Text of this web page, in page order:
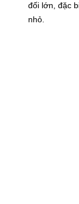
đối lớn, đặc
nhỏ.